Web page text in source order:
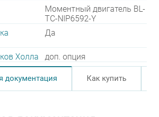
Моментный двигатель BL-
TC-NIP6592-Y
Да
Холла доп. опция
документация Как купить